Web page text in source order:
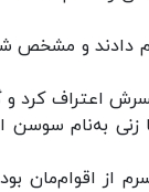
دادند و مشخص
اعتراف کرد و
به‌نام سوسن
اقوام‌مان بود